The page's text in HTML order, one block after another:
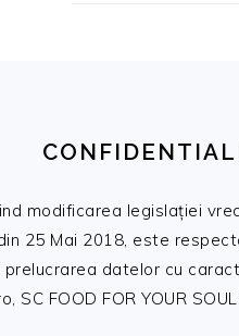
modificarea legislației
25 Mai 2018, este
prelucrarea datelor cu
SC FOOD FOR YOUR SOUL